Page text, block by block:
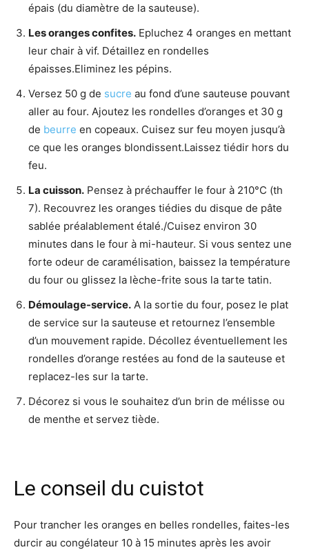
épais (du diamètre de la sauteuse).
Les oranges confites. Epluchez 4 oranges en mettant
leur chair à vif. Détaillez en rondelles
épaisses.Eliminez les pépins.
Versez 50 g de sucre au fond d’une sauteuse pouvant
aller au four. Ajoutez les rondelles d’oranges et 30 g
de beurre en copeaux. Cuisez sur feu moyen jusqu’à
ce que les oranges blondissent.Laissez tiédir hors du
feu.
La cuisson. Pensez à préchauffer le four à 210°C (th
7). Recouvrez les oranges tiédies du disque de pâte
sablée préalablement étalé./Cuisez environ 30
minutes dans le four à mi-hauteur. Si vous sentez une
forte odeur de caramélisation, baissez la température
du four ou glissez la lèche-frite sous la tarte tatin.
Démoulage-service. A la sortie du four, posez le plat
de service sur la sauteuse et retournez l’ensemble
d’un mouvement rapide. Décollez éventuellement les
rondelles d’orange restées au fond de la sauteuse et
replacez-les sur la tarte.
Décorez si vous le souhaitez d’un brin de mélisse ou
de menthe et servez tiède.
Le conseil du cuistot
Pour trancher les oranges en belles rondelles, faites-les
durcir au congélateur 10 à 15 minutes après les avoir